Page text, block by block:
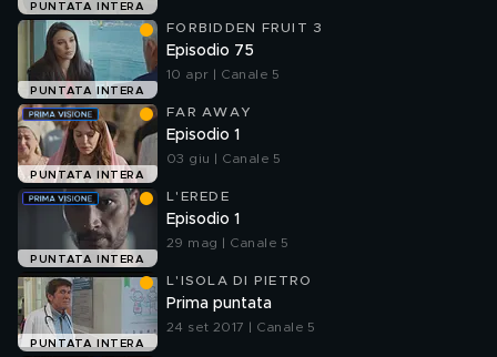
PUNTATA INTERA
PUNTATA INTERA
FORBIDDEN FRUIT 3
Episodio 75
10 apr | Canale 5
PUNTATA INTERA
FAR AWAY
Episodio 1
03 giu | Canale 5
PUNTATA INTERA
L'EREDE
Episodio 1
29 mag | Canale 5
PUNTATA INTERA
L'ISOLA DI PIETRO
Prima puntata
24 set 2017 | Canale 5